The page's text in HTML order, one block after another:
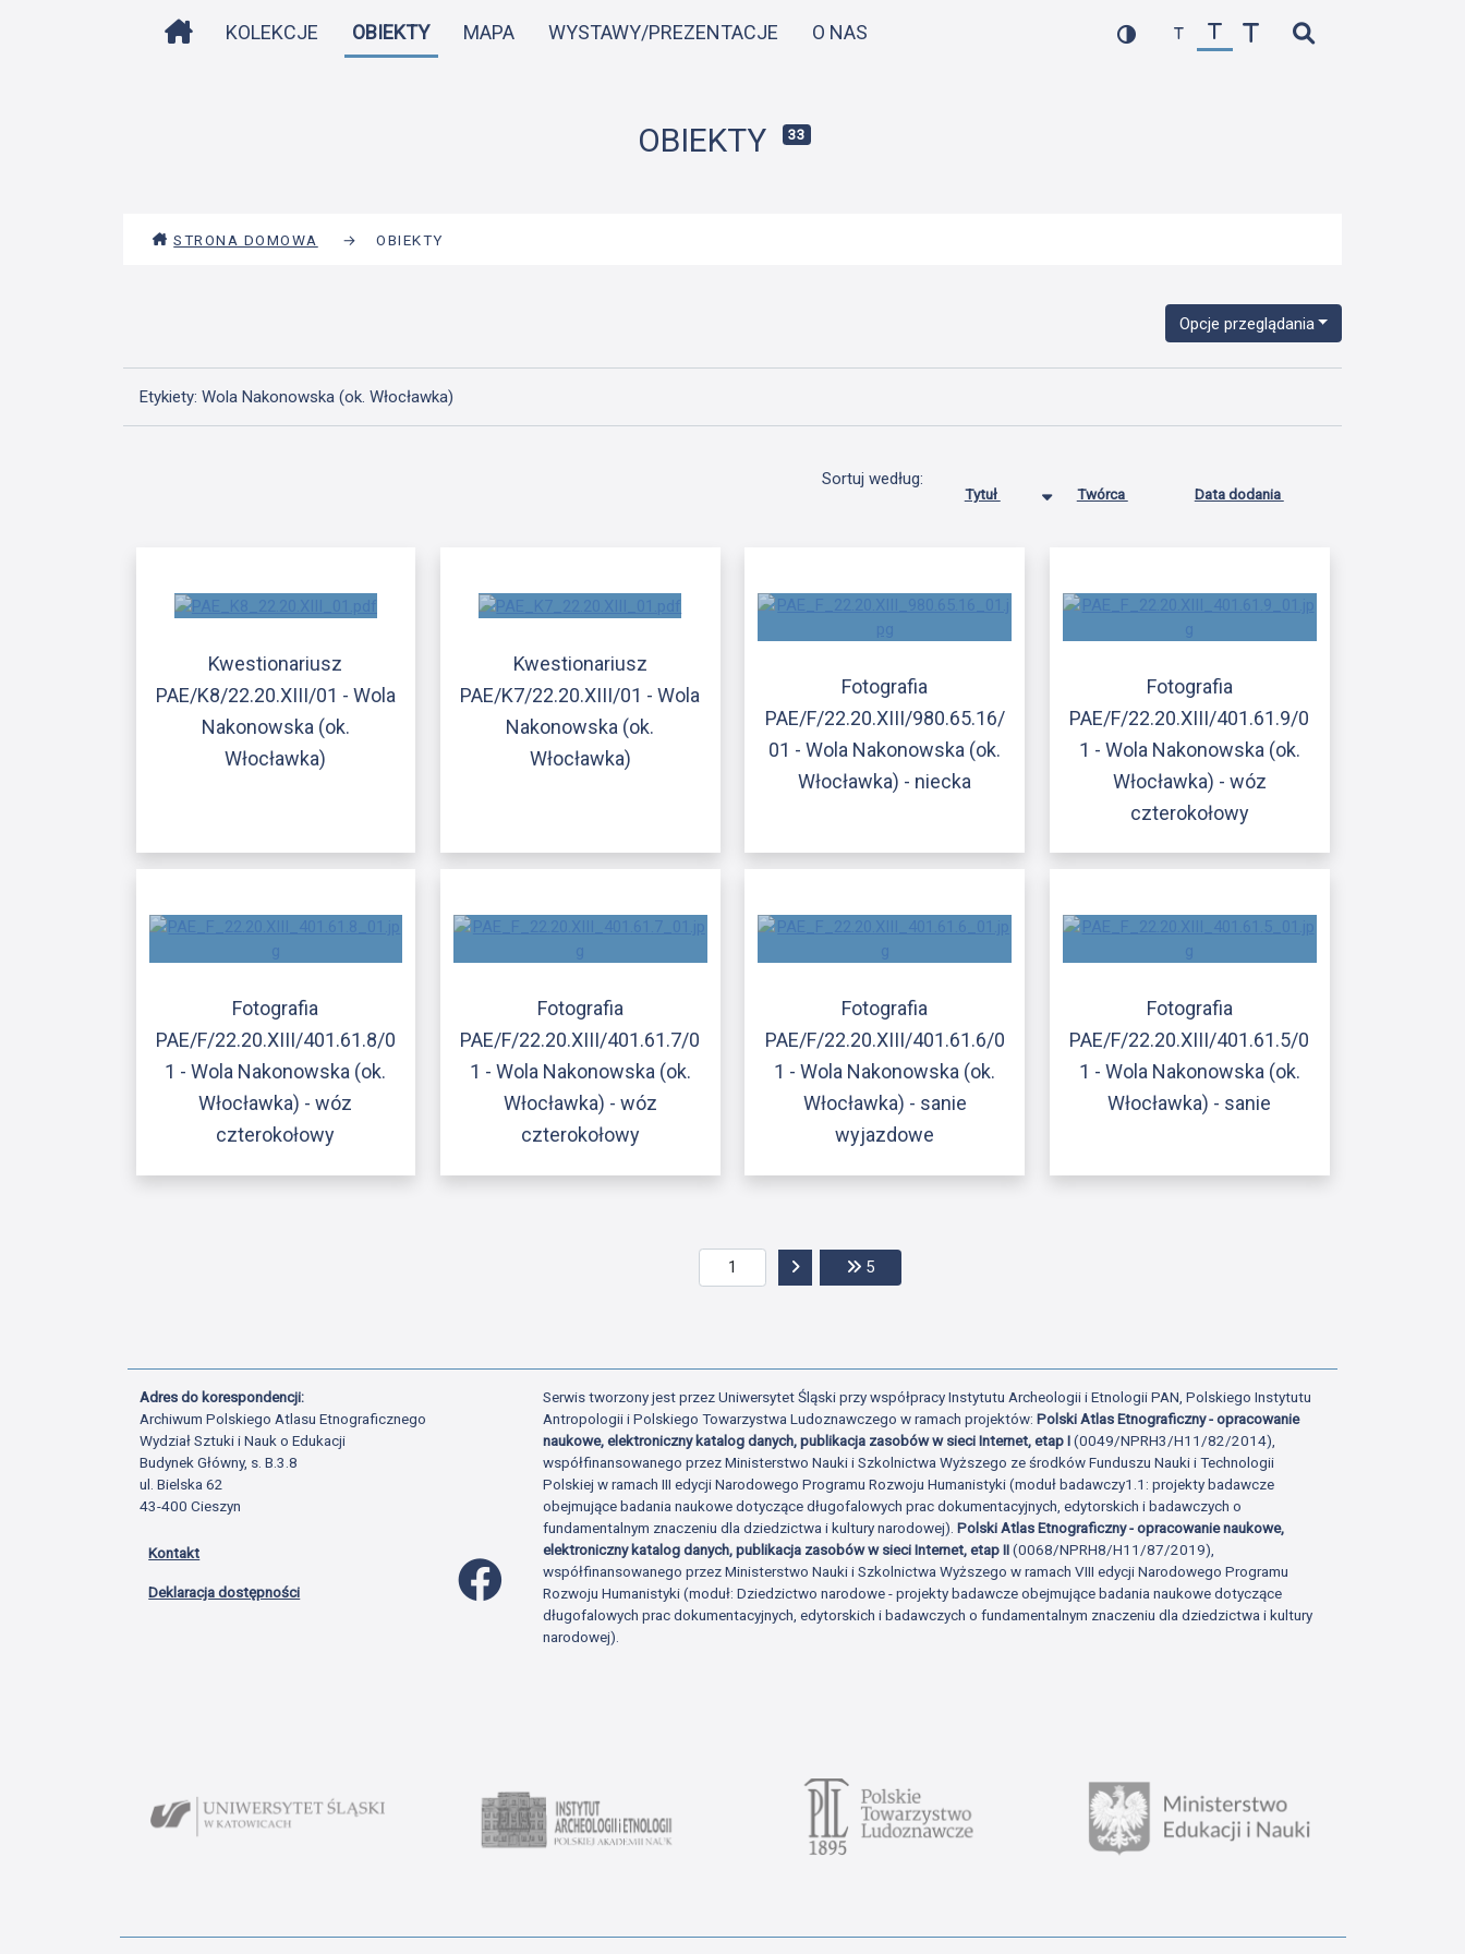
do
STRONA DOMOWA
KOLEKCJE OBIEKTY MAPA WYSTAWY/PREZENTACJE O NAS
OBIEKTY 33
STRONA DOMOWA → OBIEKTY
Opcje przeglądania
Etykiety: Wola Nakonowska (ok. Włocławka)
Sortuj według:
Tytuł Twórca Data dodania
Kwestionariusz
PAE/K8/22.20.XIII/01 - Wola
Nakonowska (ok.
Włocławka)
Kwestionariusz
PAE/K7/22.20.XIII/01 - Wola
Nakonowska (ok.
Włocławka)
Fotografia
PAE/F/22.20.XIII/980.65.16/
01 - Wola Nakonowska (ok.
Włocławka) - niecka
Fotografia
PAE/F/22.20.XIII/401.61.9/0
1 - Wola Nakonowska (ok.
Włocławka) - wóz
czterokołowy
Fotografia
PAE/F/22.20.XIII/401.61.8/0
1 - Wola Nakonowska (ok.
Włocławka) - wóz
czterokołowy
Fotografia
PAE/F/22.20.XIII/401.61.7/0
1 - Wola Nakonowska (ok.
Włocławka) - wóz
czterokołowy
Fotografia
PAE/F/22.20.XIII/401.61.6/0
1 - Wola Nakonowska (ok.
Włocławka) - sanie
wyjazdowe
Fotografia
PAE/F/22.20.XIII/401.61.5/0
1 - Wola Nakonowska (ok.
Włocławka) - sanie
Przejdź do następnej strony
5Przejdź do ostatniej strony
Adres do korespondencji:
Archiwum Polskiego Atlasu Etnograficznego
Wydział Sztuki i Nauk o Edukacji
Budynek Główny, s. B.3.8
ul. Bielska 62
43-400 Cieszyn
Kontakt
Deklaracja dostępności
Profil Facebook
Serwis tworzony jest przez Uniwersytet Śląski przy współpracy Instytutu Archeologii i Etnologii PAN, Polskiego Instytutu
Antropologii i Polskiego Towarzystwa Ludoznawczego w ramach projektów:Polski Atlas Etnograficzny - opracowanie
naukowe, elektroniczny katalog danych, publikacja zasobów w sieci Internet, etap I(0049/NPRH3/H11/82/2014),
współfinansowanego przez Ministerstwo Nauki i Szkolnictwa Wyższego ze środków Funduszu Nauki i Technologii
Polskiej w ramach III edycji Narodowego Programu Rozwoju Humanistyki (moduł badawczy1.1: projekty badawcze
obejmujące badania naukowe dotyczące długofalowych prac dokumentacyjnych, edytorskich i badawczych o
fundamentalnym znaczeniu dla dziedzictwa i kultury narodowej).Polski Atlas Etnograficzny - opracowanie naukowe,
elektroniczny katalog danych, publikacja zasobów w sieci Internet, etap II(0068/NPRH8/H11/87/2019),
współfinansowanego przez Ministerstwo Nauki i Szkolnictwa Wyższego w ramach VIII edycji Narodowego Programu
Rozwoju Humanistyki (moduł: Dziedzictwo narodowe - projekty badawcze obejmujące badania naukowe dotyczące
długofalowych prac dokumentacyjnych, edytorskich i badawczych o fundamentalnym znaczeniu dla dziedzictwa i kultury
narodowej).